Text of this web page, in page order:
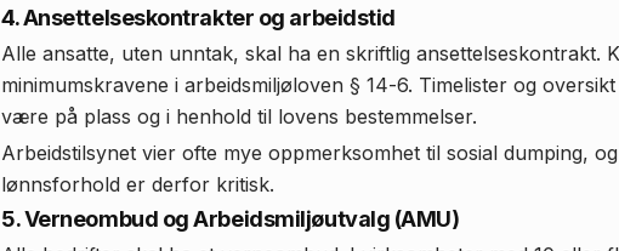
4. Ansettelseskontrakter og arbeidstid
Alle ansatte, uten unntak, skal ha en skriftlig ansettelseskontrakt.
minimumskravene i arbeidsmiljøloven § 14-6. Timelister og
være på plass og i henhold til lovens bestemmelser.
Arbeidstilsynet vier ofte mye oppmerksomhet til sosial dumping,
lønnsforhold er derfor kritisk.
5. Verneombud og Arbeidsmiljøutvalg (AMU)